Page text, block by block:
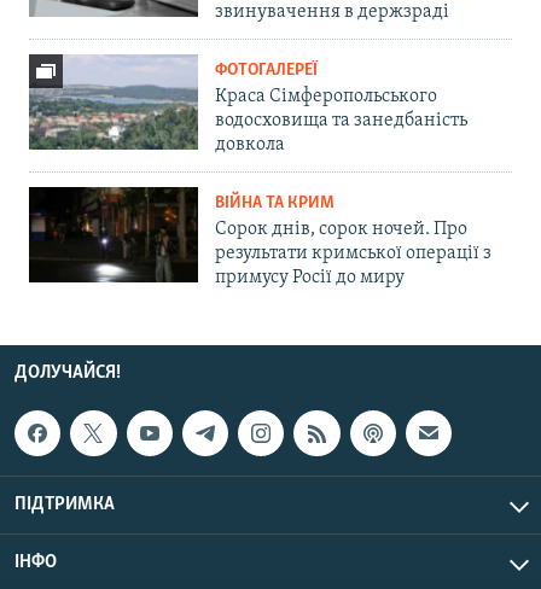
звинувачення в держзраді
ФОТОГАЛЕРЕЇ
Краса Сімферопольського
водосховища та занедбаність
довкола
ВІЙНА ТА КРИМ
Сорок днів, сорок ночей. Про
результати кримської операції з
примусу Росії до миру
ДОЛУЧАЙСЯ!
ПІДТРИМКА
ІНФО